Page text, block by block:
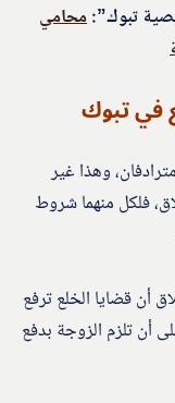
تبوك”:محامي
في تبوك
وهذا غير
فلكل منهما شروط
أن قضايا الخلع ترفع
أن تلزم الزوجة بدفع